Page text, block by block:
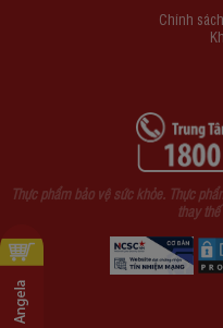
Chính
Thực phẩm bảo vệ sức khỏe. Thực
thay